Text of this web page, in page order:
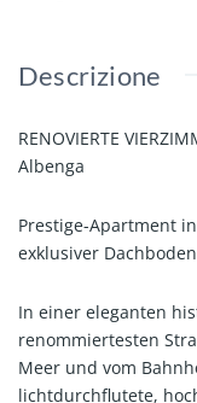
Descrizione
RENOVIERTE
Albenga
Prestige-Apartment
exklusiver
In einer eleganten
renommiertesten
Meer und vom
lichtdurchflutete,